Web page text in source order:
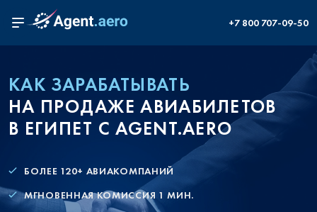
+7 800 707-09-50
КАК ЗАРАБАТЫВАТЬ
НА ПРОДАЖЕ АВИАБИЛЕТОВ
В ЕГИПЕТ С AGENT.AERO
БОЛЕЕ 120+ АВИАКОМПАНИЙ
МГНОВЕННАЯ КОМИССИЯ 1 МИН.